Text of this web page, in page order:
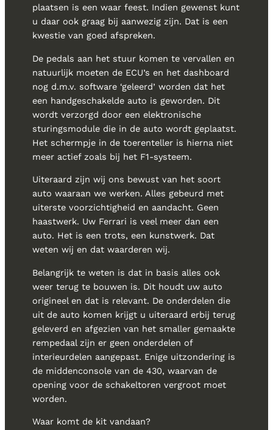
plaatsen is een waar feest. Indien gewenst kunt
u daar ook graag bij aanwezig zijn. Dat is een
kwestie van goed afspreken.
De pedals aan het stuur komen te vervallen en
natuurlijk moeten de ECU’s en het dashboard
nog d.m.v. software ‘geleerd’ worden dat het
een handgeschakelde auto is geworden. Dit
wordt verzorgd door een elektronische
sturingsmodule die in de auto wordt geplaatst.
Het schermpje in de toerenteller is hierna niet
meer actief zoals bij het F1-systeem.
Uiteraard zijn wij ons bewust van het soort
auto waaraan we werken. Alles gebeurd met
uiterste voorzichtigheid en aandacht. Geen
haastwerk. Uw Ferrari is veel meer dan een
auto. Het is een trots, een kunstwerk. Dat
weten wij en dat waarderen wij.
Belangrijk te weten is dat in basis alles ook
weer terug te bouwen is. Dit houdt uw auto
origineel en dat is relevant. De onderdelen die
uit de auto komen krijgt u uiteraard erbij terug
geleverd en afgezien van het smaller gemaakte
rempedaal zijn er geen onderdelen of
interieurdelen aangepast. Enige uitzondering is
de middenconsole van de 430, waarvan de
opening voor de schakeltoren vergroot moet
worden.
Waar komt de kit vandaan?